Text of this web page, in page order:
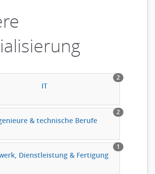
IT
2
& technische Berufe
2
Dienstleistung & Fertigung
1